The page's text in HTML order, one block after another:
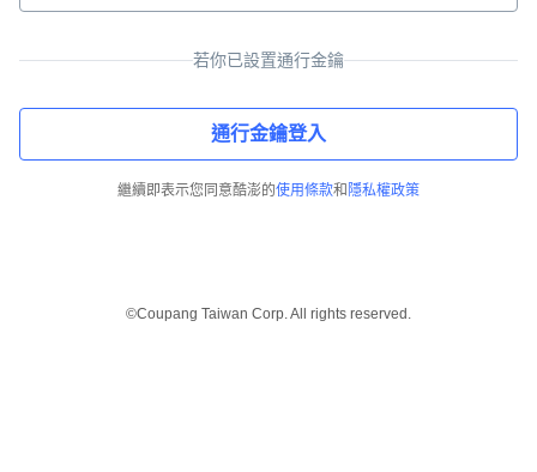
若你已設置通行金鑰
通行金鑰登入
繼續即表示您同意酷澎的使用條款和 隱私權政策
©Coupang Taiwan Corp. All rights reserved.